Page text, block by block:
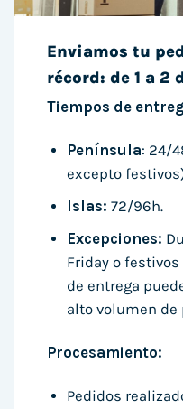
Enviamos tu
récord: de 1 a 2
Tiempos de
Península: 24/
excepto
Islas: 72/96h.
Excepciones:
Friday o
de entrega
alto volumen de
Procesamiento:
Pedidos